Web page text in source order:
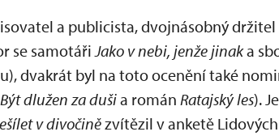
a publicista, dvojnásobný
se samotáři Jako v nebi, jenže jinaka
dvakrát byl na toto ocenění také
Být dlužen za dušia román Ratajský les).
v divočinězvítězil v anketě